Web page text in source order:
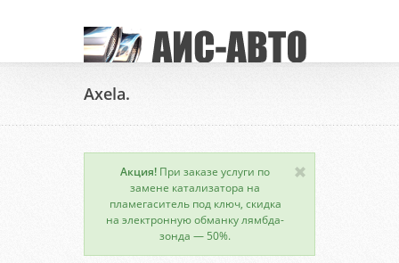
Axela.
Акция! При заказе услуги по
замене катализатора на
пламегаситель под ключ, скидка
на электронную обманку лямбда-
зонда — 50%.